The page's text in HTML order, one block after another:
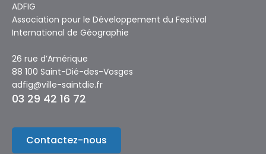
ADFIG
Association pour le Développement du Festival
International de Géographie
26 rue d’Amérique
88 100 Saint-Dié-des-Vosges
adfig@ville-saintdie.fr
03 29 42 16 72
Contactez-nous